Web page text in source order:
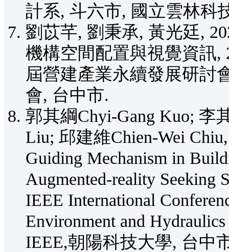
計系, 斗六市, 國立雲林科
劉苡芊, 劉秉承, 黃光廷,
機構空間配置與視覺資訊,
屆營建產業永續發展研討
會, 台中市.
郭其綱Chyi-Gang Kuo; 李
Liu; 邱建維Chien-Wei Chiu,
Guiding Mechanism in
Augmented-reality Seeking
IEEE International
Environment and
IEEE,朝陽科技大學, 台中